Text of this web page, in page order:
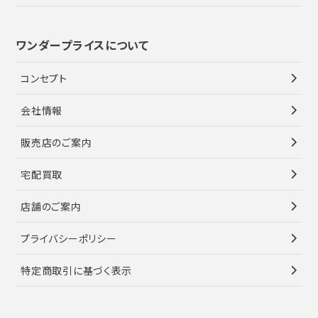
ワンダープライスについて
コンセプト
会社情報
販売店のご案内
宅配買取
店舗のご案内
プライバシーポリシー
特定商取引に基づく表示